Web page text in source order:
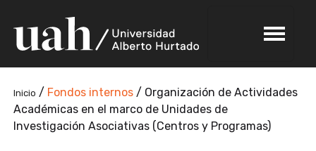
Inicio / Fondos internos / Organización de Actividades
Académicas en el marco de Unidades de
Investigación Asociativas (Centros y Programas)